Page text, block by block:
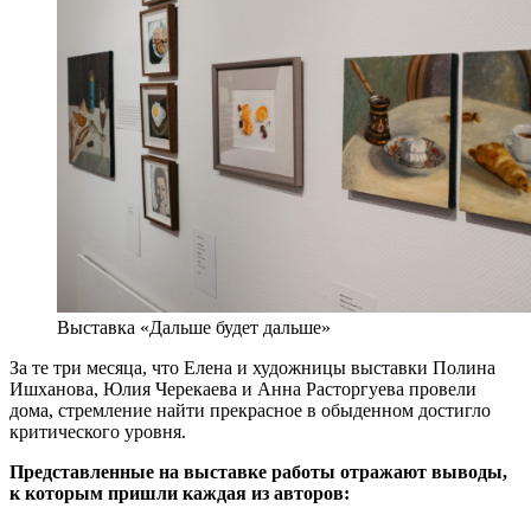
Выставка «Дальше будет дальше»
За те три месяца, что Елена и художницы выставки Полина
Ишханова, Юлия Черекаева и Анна Расторгуева провели
дома, стремление найти прекрасное в обыденном достигло
критического уровня.
Представленные на выставке работы отражают выводы,
к которым пришли каждая из авторов: